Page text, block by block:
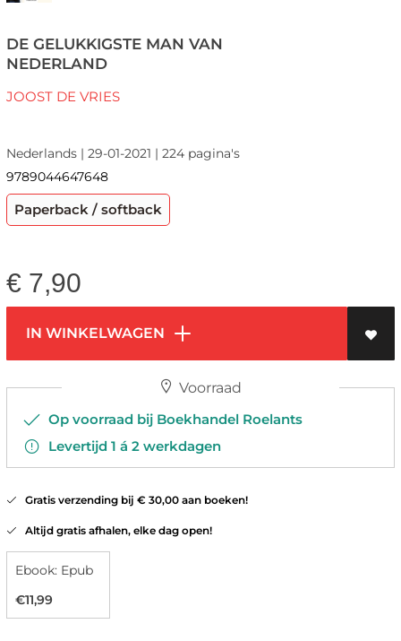
DE GELUKKIGSTE MAN VAN
NEDERLAND
JOOST DE VRIES
Nederlands | 29-01-2021 | 224 pagina's
9789044647648
Paperback / softback
€ 7,90
IN WINKELWAGEN
Voorraad
Op voorraad bij Boekhandel Roelants
Levertijd 1 á 2 werkdagen
Gratis verzending bij € 30,00 aan boeken!
Altijd gratis afhalen, elke dag open!
Ebook: Epub
€11,99